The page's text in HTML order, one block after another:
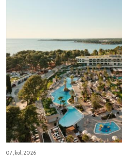
07, kol, 2026